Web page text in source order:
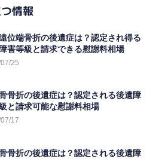
情報
位端骨折の後遺症は？認定され得る
害等級と請求できる慰謝料相場
25
骨折の後遺症は？認定される後遺障
と請求可能な慰謝料相場
17
骨折の後遺症は？認定される後遺障